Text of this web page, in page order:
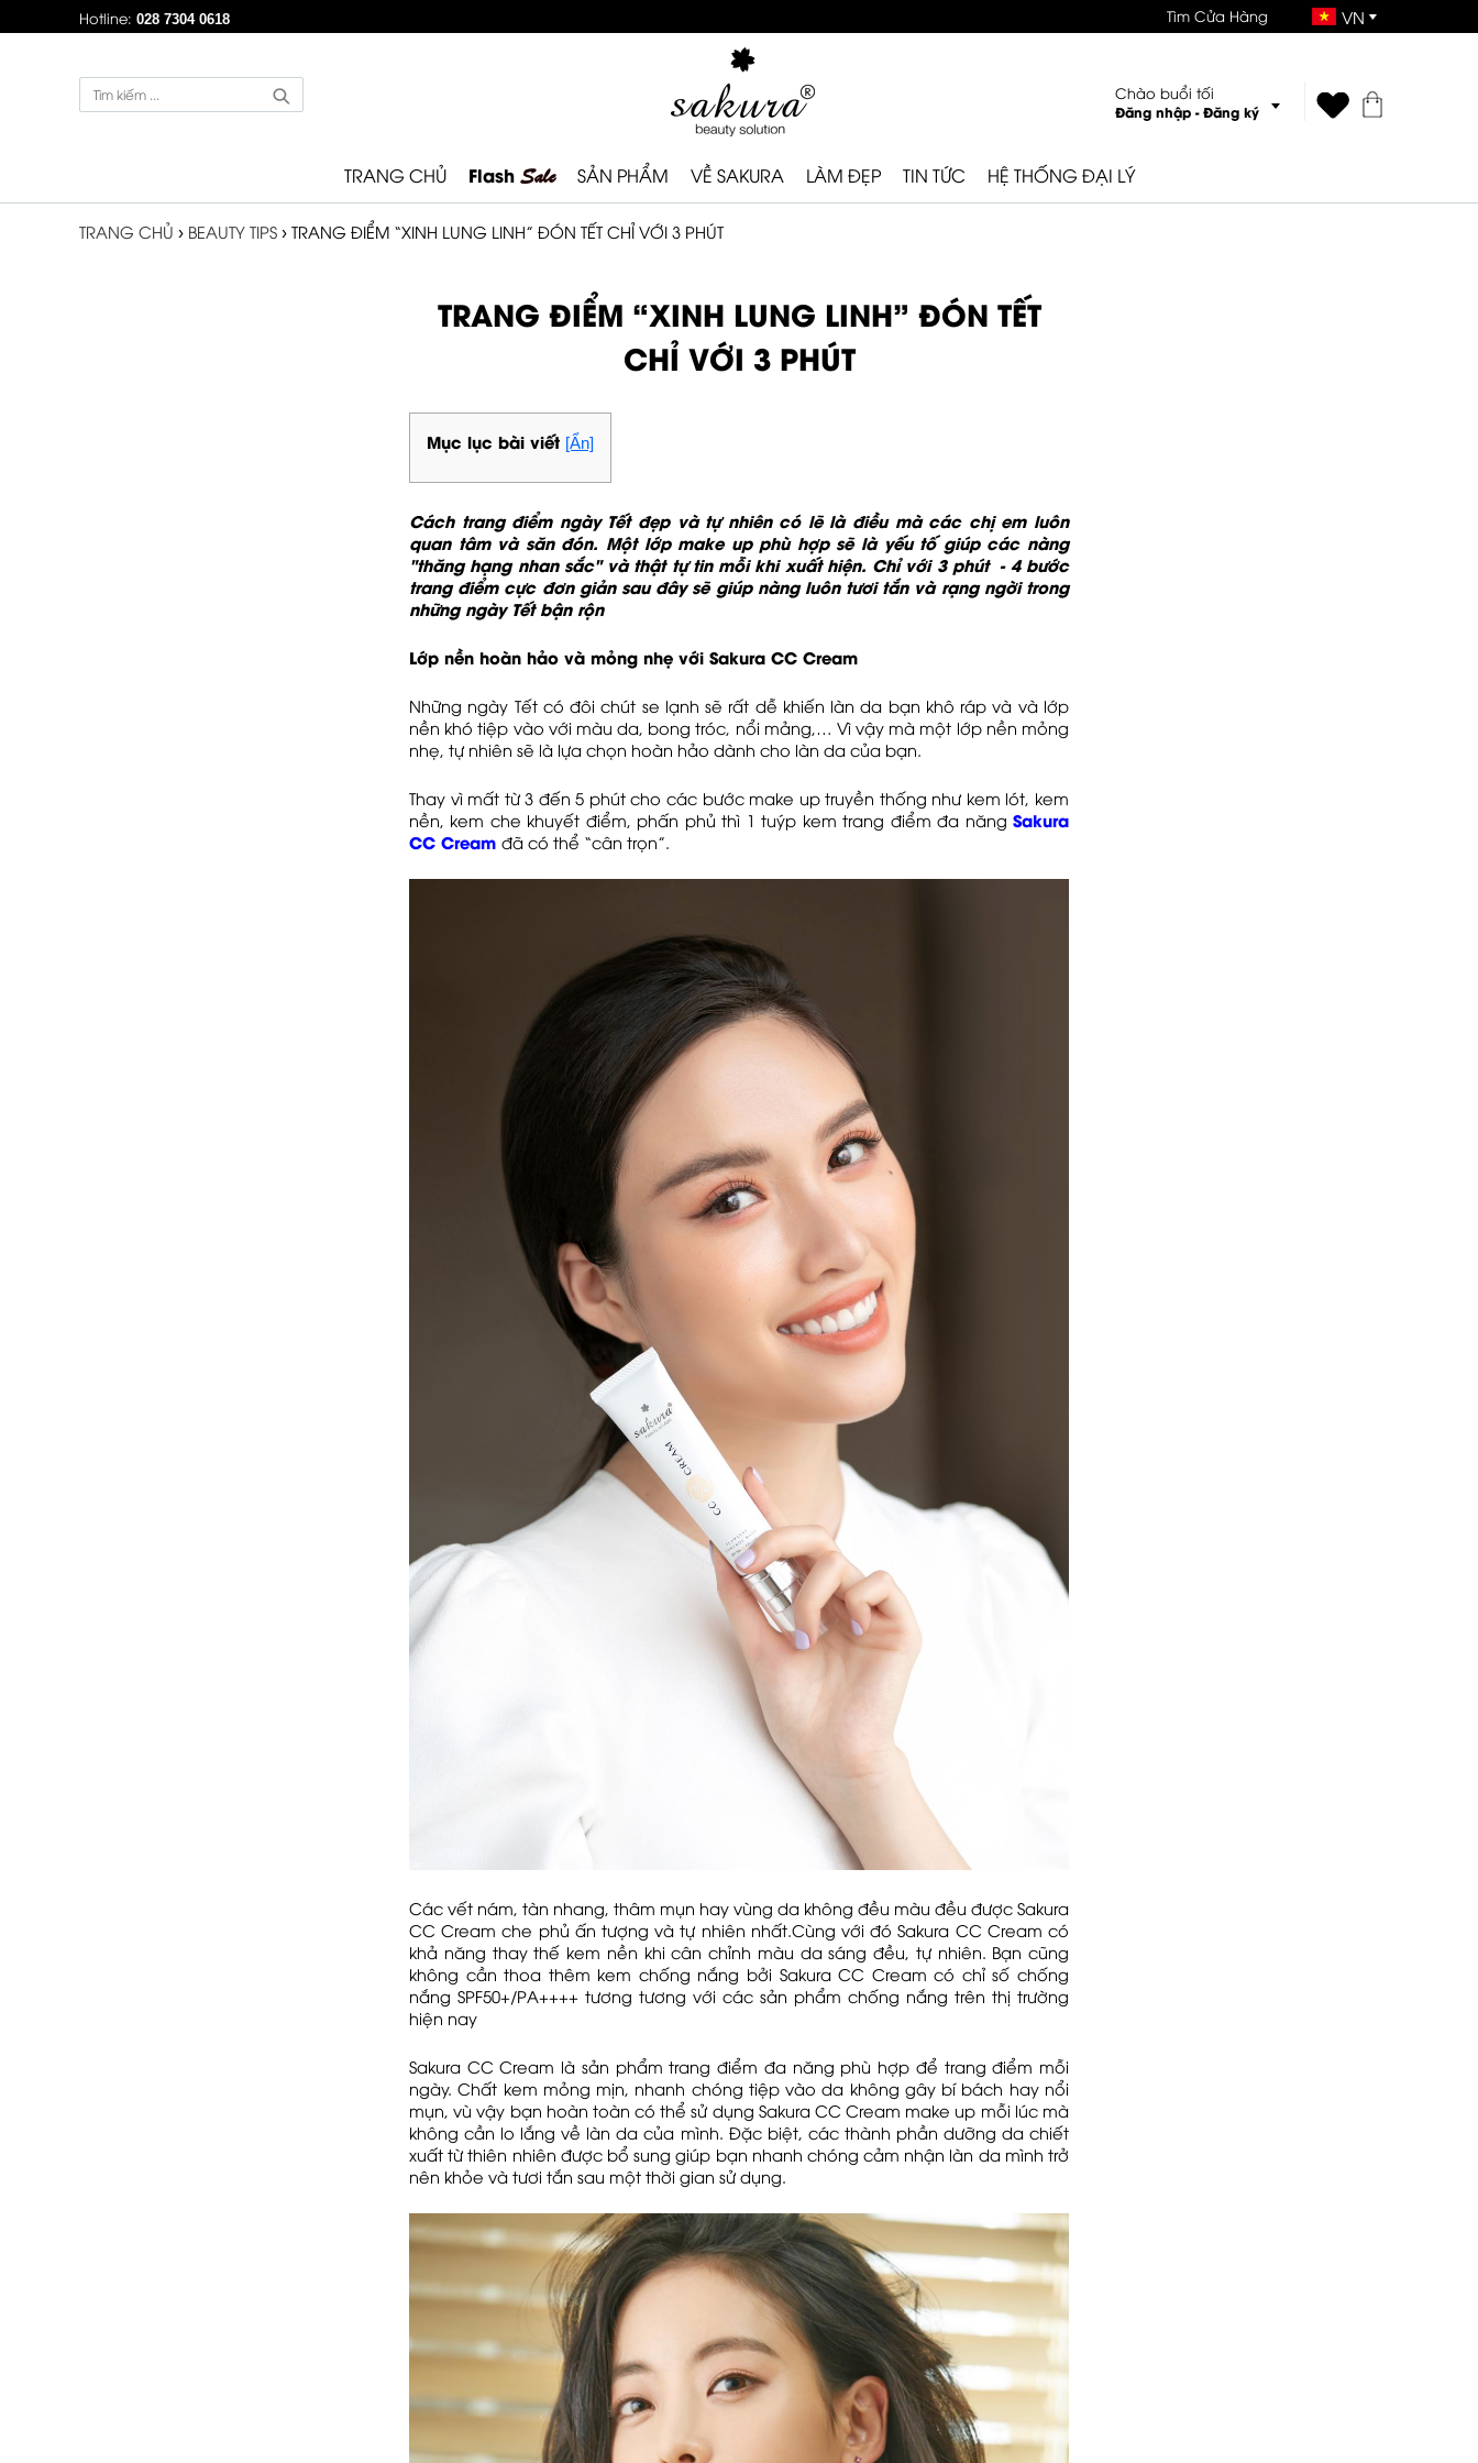
Hotline: 028 7304 0618 Tìm Cửa Hàng VN
Chào buổi tối
Đăng nhập -Đăng ký
TRANG CHỦ Flash Sale SẢN PHẨM VỀ SAKURA LÀM ĐẸP TIN TỨC HỆ THỐNG ĐẠI LÝ
TRANG CHỦ › BEAUTY TIPS › TRANG ĐIỂM “XINH LUNG LINH” ĐÓN TẾT CHỈ VỚI 3 PHÚT
TRANG ĐIỂM “XINH LUNG LINH” ĐÓN TẾT
CHỈ VỚI 3 PHÚT
Mục lục bài viết [Ẩn]
Cách trang điểm ngày Tết đẹp và tự nhiên có lẽ là điều mà các chị em luôn
quan tâm và săn đón. Một lớp make up phù hợp sẽ là yếu tố giúp các nàng
"thăng hạng nhan sắc" và thật tự tin mỗi khi xuất hiện. Chỉ với 3 phút - 4 bước
trang điểm cực đơn giản sau đây sẽ giúp nàng luôn tươi tắn và rạng ngời trong
những ngày Tết bận rộn
Lớp nền hoàn hảo và mỏng nhẹ với Sakura CC Cream
Những ngày Tết có đôi chút se lạnh sẽ rất dễ khiến làn da bạn khô ráp và và lớp
nền khó tiệp vào với màu da, bong tróc, nổi mảng,… Vì vậy mà một lớp nền mỏng
nhẹ, tự nhiên sẽ là lựa chọn hoàn hảo dành cho làn da của bạn.
Thay vì mất từ 3 đến 5 phút cho các bước make up truyền thống như kem lót, kem
nền, kem che khuyết điểm, phấn phủ thì 1 tuýp kem trang điểm đa năng Sakura
CC Cream đã có thể “cân trọn”.
Các vết nám, tàn nhang, thâm mụn hay vùng da không đều màu đều được Sakura
CC Cream che phủ ấn tượng và tự nhiên nhất.Cùng với đó Sakura CC Cream có
khả năng thay thế kem nền khi cân chỉnh màu da sáng đều, tự nhiên. Bạn cũng
không cần thoa thêm kem chống nắng bởi Sakura CC Cream có chỉ số chống
nắng SPF50+/PA++++ tương tương với các sản phẩm chống nắng trên thị trường
hiện nay
Sakura CC Cream là sản phẩm trang điểm đa năng phù hợp để trang điểm mỗi
ngày. Chất kem mỏng mịn, nhanh chóng tiệp vào da không gây bí bách hay nổi
mụn, vù vậy bạn hoàn toàn có thể sử dụng Sakura CC Cream make up mỗi lúc mà
không cần lo lắng về làn da của mình. Đặc biệt, các thành phần dưỡng da chiết
xuất từ thiên nhiên được bổ sung giúp bạn nhanh chóng cảm nhận làn da mình trở
nên khỏe và tươi tắn sau một thời gian sử dụng.